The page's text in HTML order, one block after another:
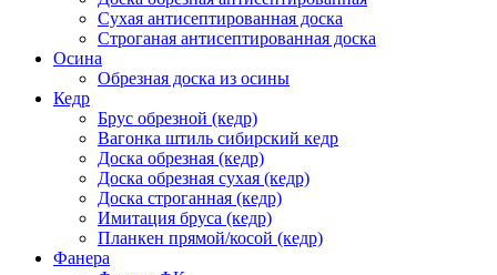
Сухая антисептированная доска
Строганая антисептированная доска
Осина
Обрезная доска из осины
Кедр
Брус обрезной (кедр)
Вагонка штиль сибирский кедр
Доска обрезная (кедр)
Доска обрезная сухая (кедр)
Доска строганная (кедр)
Имитация бруса (кедр)
Планкен прямой/косой (кедр)
Фанера